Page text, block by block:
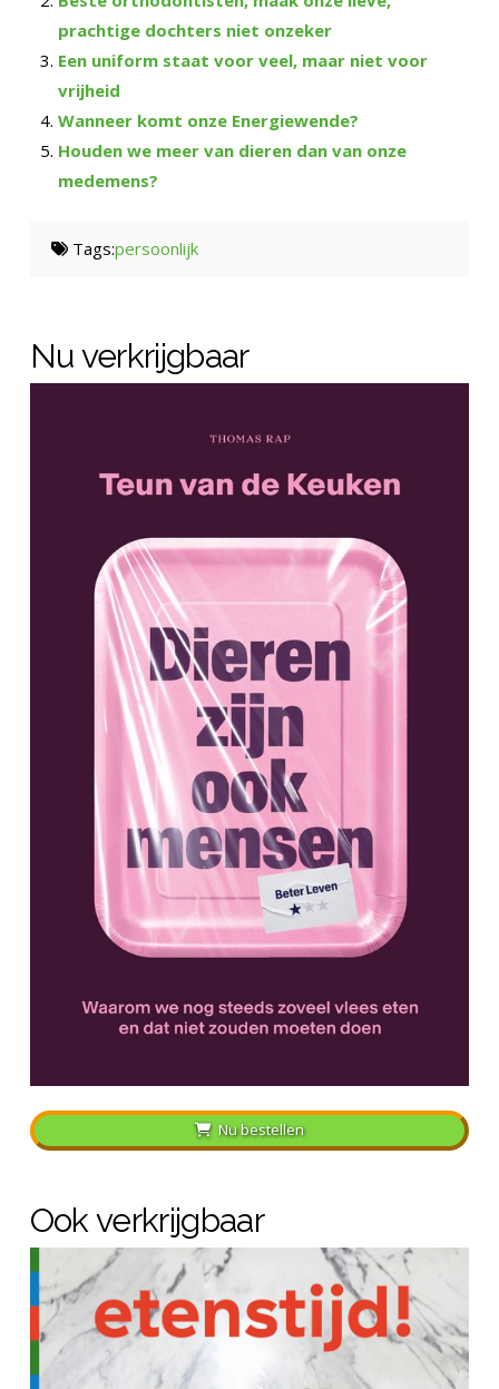
prachtige dochters niet onzeker
Een uniform staat voor veel, maar niet voor
vrijheid
Wanneer komt onze Energiewende?
Houden we meer van dieren dan van onze
medemens?
Tags:persoonlijk
Nu verkrijgbaar
Nu bestellen
Ook verkrijgbaar